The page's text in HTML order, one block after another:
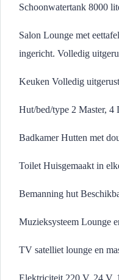
Schoonwatertank 8000
Salon Lounge met
ingericht. Volledig
Keuken Volledig uitgerust
Hut/bed/type 2 Master, 4
Badkamer Hutten met
Toilet Huisgemaakt in
Bemanning hut
Muzieksysteem Lounge
TV satelliet lounge en
Elektriciteit 220 V, 24 V,